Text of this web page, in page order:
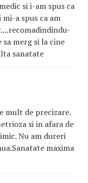
si i-am spus ca
a spus ca am
merg si la cine
sanatate
mult de precizare.
si in afara de
Nu am dureri
maxima